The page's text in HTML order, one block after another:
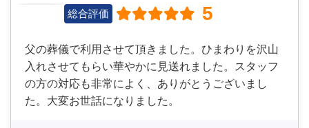
総合評価 5
父の葬儀で利用させて頂きました。ひまわりを沢山
入れさせてもらい華やかに見送れました。スタッフ
の方の対応も非常によく、ありがとうございまし
た。大変お世話になりました。